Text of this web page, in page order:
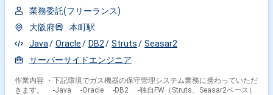
業務委託(フリーランス)
大阪府
本町駅
Java
Oracle DB2 Struts
Seasar2
サーバーサイドエンジニア
作業内容 ・下記環境でガス機器の保守管理システム業務に携わっていただ
きます。 ‐Java ‐Oracle ‐DB2 ‐独自FW（Struts、Seasar2ベース）